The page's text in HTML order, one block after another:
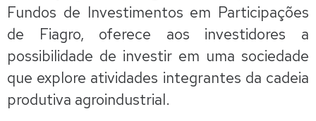
Fundos de Investimentos em Participações
de Fiagro, oferece aos investidores a
possibilidade de investir em uma sociedade
que explore atividades integrantes da cadeia
produtiva agroindustrial.